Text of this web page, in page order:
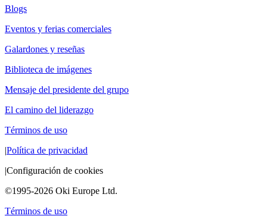
Blogs
Eventos y ferias comerciales
Galardones y reseñas
Biblioteca de imágenes
Mensaje del presidente del grupo
El camino del liderazgo
Términos de uso
|Política de privacidad
|Configuración de cookies
©1995-2026 Oki Europe Ltd.
Términos de uso